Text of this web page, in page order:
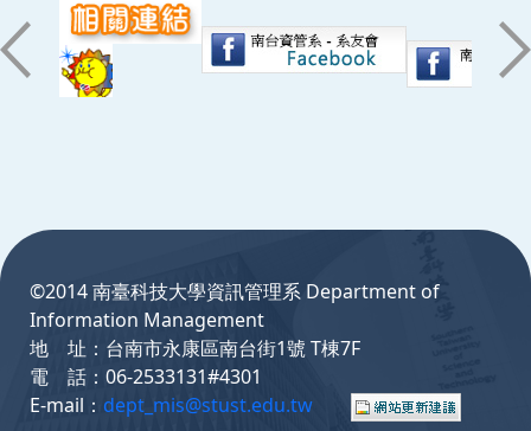
©2014 南臺科技大學資訊管理系 Department of
Information Management
地 址：台南市永康區南台街1號 T棟7F
電 話：06-2533131#4301
E-mail： dept_mis@stust.edu.tw